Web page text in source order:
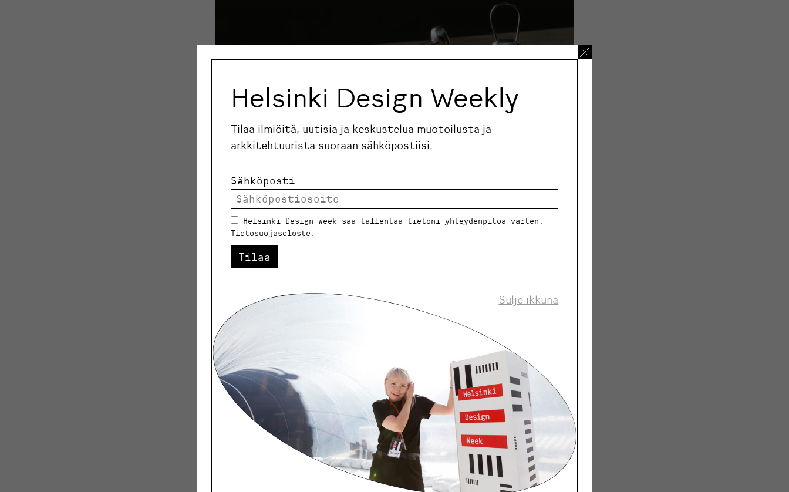
“Esine on aidosti kestävä vain, kun sen jokainen vaihe on hyvin tehty,”
Arkimuodon perustaja ja taiteellinen johtaja Mari Isopahkala sanoo. Kuva:
Yritys vaalii artesaaniosaamista, ammentaa taiteesta ja panostaa
taideteolliseen suunnitteluun. Aina-hopeakoruja voi
käytettävyytensä ja yhdisteltävyytensä ansiosta pitää nimensä
mukaisesti aina. Isopahkala ajatteli suunnitellessaan erityisesti
ihmisiä, jotka eivät yleensä käytä koruja. “Koru ei itsessään ole
koristeellisen kaunis, eikä sen tarvitsekaan olla. Mutta ihminen on
aina kaunis. Olen suunnitellut korut ennemminkin korostamaan kuin
koristamaan kantajaansa.”
Mallistoon kuuluvat kaulakoru, korvakorut, rannerengas ja sormuksia.
Jokainen koru on tehty taidokkaasti sisältä ontoksi. “Koruja voisi
tehdä helpomminkin ja joidenkin kultaseppien mielestä olemme
Helsinki Design Weekly
Tilaa ilmiöitä, uutisia ja keskustelua muotoilusta ja
arkkitehtuurista suoraan sähköpostiisi.
Sähköposti
Helsinki Design Week saa tallentaa tietoni yhteydenpitoa varten.
Tietosuojaseloste .
Tilaa
Sulje ikkuna